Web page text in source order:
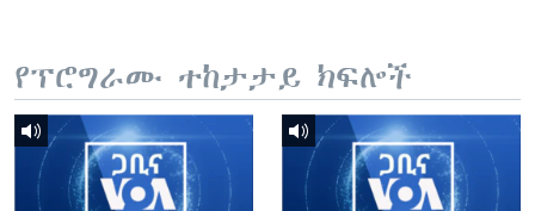
የፕሮግራሙ ተከታታይ ክፍሎች